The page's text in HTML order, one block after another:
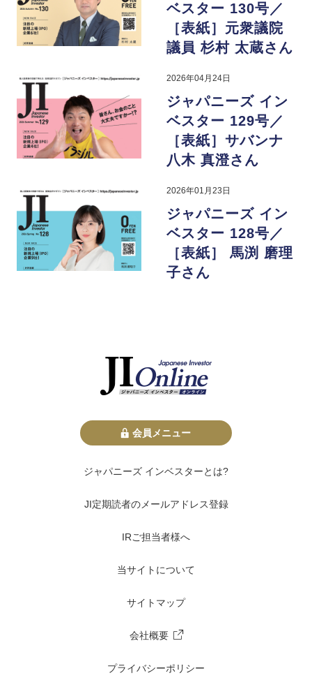
ベスター 130号／
［表紙］元衆議院
議員 杉村 太蔵さん
2026年04月24日
ジャパニーズ イン
ベスター 129号／
［表紙］サバンナ
八木 真澄さん
2026年01月23日
ジャパニーズ イン
ベスター 128号／
［表紙］ 馬渕 磨理
子さん
会員メニュー
ジャパニーズ インベスターとは?
JI定期読者のメールアドレス登録
IRご担当者様へ
当サイトについて
サイトマップ
会社概要
プライバシーポリシー